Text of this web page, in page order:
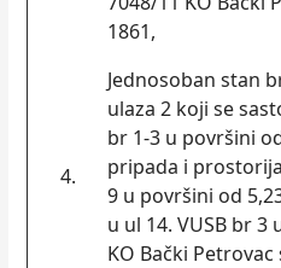
1861,
4.
Jednosoban stan
ulaza 2 koji se
br 1-3 u površini
pripada i
9 u površini od
u ul 14. VUSB br
KO Bački